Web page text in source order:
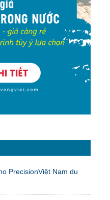
PrecisionViệt Nam du